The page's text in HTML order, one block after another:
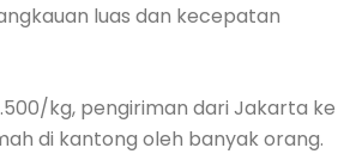
luas dan kecepatan
kg, pengiriman dari Jakarta ke
di kantong oleh banyak orang.